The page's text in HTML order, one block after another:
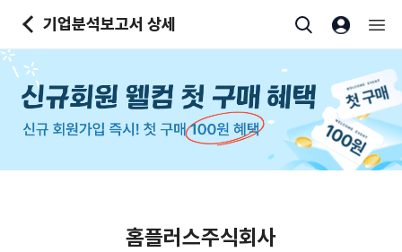
기업분석보고서 상세
홈플러스주식회사